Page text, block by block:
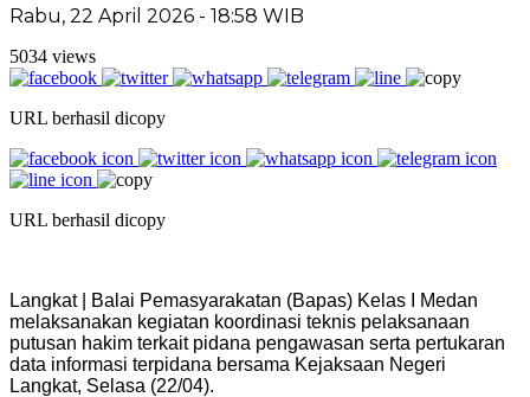
Rabu, 22 April 2026 - 18:58 WIB
5034 views
URL berhasil dicopy
URL berhasil dicopy
Langkat | Balai Pemasyarakatan (Bapas) Kelas I Medan
melaksanakan kegiatan koordinasi teknis pelaksanaan
putusan hakim terkait pidana pengawasan serta pertukaran
data informasi terpidana bersama Kejaksaan Negeri
Langkat, Selasa (22/04).